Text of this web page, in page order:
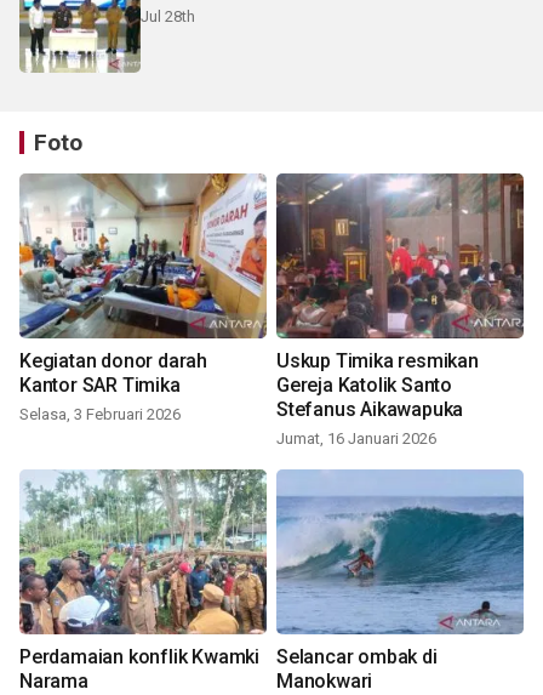
Jul 28th
Foto
Kegiatan donor darah
Kantor SAR Timika
Selasa, 3 Februari 2026
Uskup Timika resmikan
Gereja Katolik Santo
Stefanus Aikawapuka
Jumat, 16 Januari 2026
Perdamaian konflik Kwamki
Narama
Selancar ombak di
Manokwari